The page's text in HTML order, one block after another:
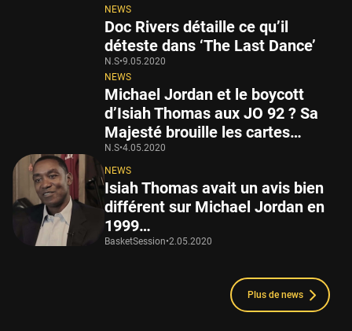
NEWS
Doc Rivers détaille ce qu’il
déteste dans ‘The Last Dance’
N.S•9.05.2020
NEWS
Michael Jordan et le boycott
d’Isiah Thomas aux JO 92 ? Sa
Majesté brouille les cartes…
N.S•4.05.2020
NEWS
Isiah Thomas avait un avis bien
différent sur Michael Jordan en
1999…
BasketSession•2.05.2020
Plus de news